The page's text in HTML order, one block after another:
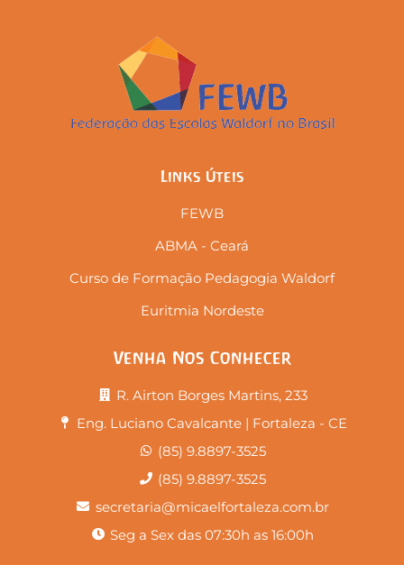
Links Úteis
FEWB
ABMA - Ceará
Curso de Formação Pedagogia Waldorf
Euritmia Nordeste
Venha Nos Conhecer
R. Airton Borges Martins, 233
Eng. Luciano Cavalcante | Fortaleza - CE
(85) 9.8897-3525
(85) 9.8897-3525
secretaria@micaelfortaleza.com.br
Seg a Sex das 07:30h as 16:00h